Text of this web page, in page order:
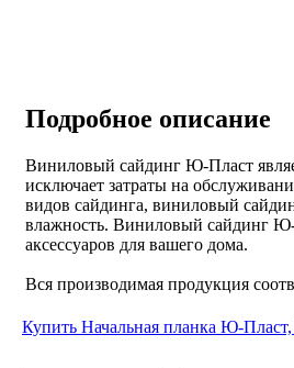
Подробное описание
Виниловый сайдинг Ю-Пласт
исключает затраты на
видов сайдинга, виниловый
влажность. Виниловый сайдинг Ю-
аксессуаров для вашего дома.
Вся производимая продукция
Купить Начальная планка Ю-